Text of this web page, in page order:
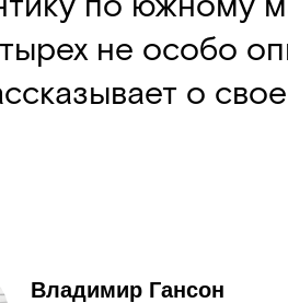
не особо
о
Владимир Гансон